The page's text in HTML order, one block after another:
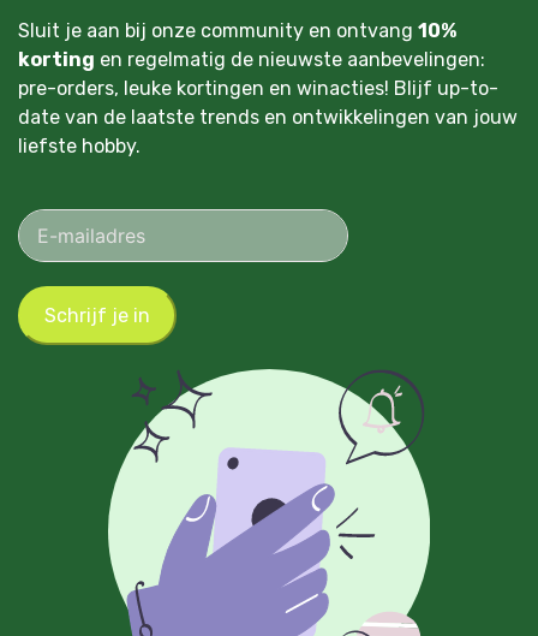
Sluit je aan bij onze community en ontvang 10%
korting en regelmatig de nieuwste aanbevelingen:
pre-orders, leuke kortingen en winacties! Blijf up-to-
date van de laatste trends en ontwikkelingen van jouw
liefste hobby.
Schrijf je in